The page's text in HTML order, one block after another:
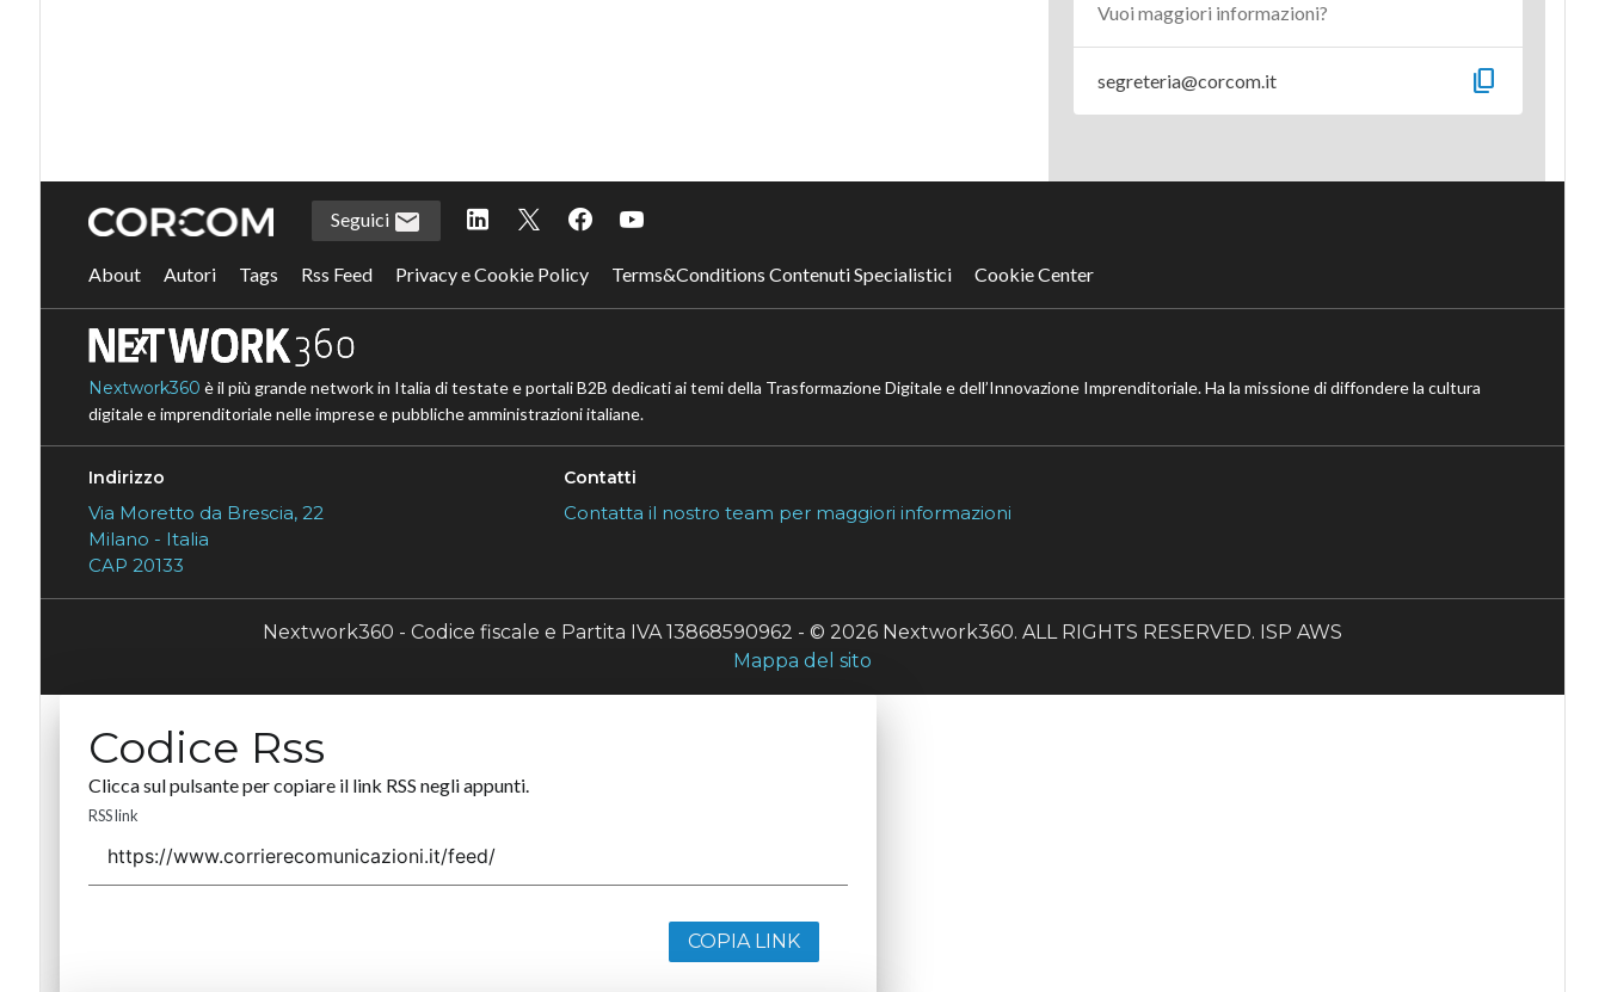
Vuoi maggiori informazioni?
segreteria@corcom.it content_copy
Seguici
About Autori Tags Rss Feed Privacy e Cookie Policy Terms&Conditions Contenuti Specialistici Cookie Center
Nextwork360 è il più grande network in Italia di testate e portali B2B dedicati ai temi della Trasformazione Digitale e dell’Innovazione Imprenditoriale. Ha la missione di diffondere la cultura
digitale e imprenditoriale nelle imprese e pubbliche amministrazioni italiane.
Indirizzo
Via Moretto da Brescia, 22
Milano - Italia
CAP 20133
Contatti
Contatta il nostro team per maggiori informazioni
Nextwork360 - Codice fiscale e Partita IVA 13868590962 - © 2026 Nextwork360. ALL RIGHTS RESERVED. ISP AWS
Mappa del sito
Codice Rss
Clicca sul pulsante per copiare il link RSS negli appunti.
RSS link
COPIA LINK